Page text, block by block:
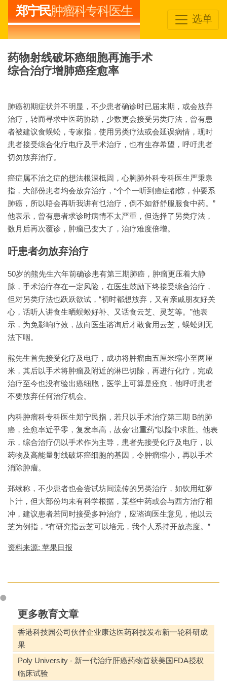
郑宁民肿瘤科专科医生 选单
药物射线破坏癌细胞再施手术
综合治疗增肺癌痊愈率
肺癌初期症状并不明显，不少患者确诊时已届末期，或会放弃
治疗，转而寻求中医药协助，少数更会接受另类疗法，曾有患
者被建议食蜈蚣，专家指，使用另类疗法或会延误病情，现时
患者接受综合化疗电疗及手术治疗，也有生存希望，呼吁患者
切勿放弃治疗。
癌症属不治之症的想法根深柢固，心胸肺外科专科医生严秉泉
指，大部份患者均会放弃治疗，“个个一听到癌症都惊，仲要系
肺癌，所以唔会再听我讲有乜治疗，倒不如舒舒服服食中药。”
他表示，曾有患者求诊时病情不太严重，但选择了另类疗法，
数月后再次覆诊，肿瘤已变大了，治疗难度倍增。
吁患者勿放弃治疗
50岁的熊先生六年前确诊患有第三期肺癌，肿瘤更压着大静
脉，手术治疗存在一定风险，在医生鼓励下终接受综合治疗，
但对另类疗法也跃跃欲试，“初时都想放弃，又有亲戚朋友好关
心，话听人讲食生晒蜈蚣好补、又话食云芝、灵芝等。”他表
示，为免影响疗效，故向医生谘询后才敢食用云芝，蜈蚣则无
法下咽。
熊先生首先接受化疗及电疗，成功将肿瘤由五厘米缩小至两厘
米，其后以手术将肿瘤及附近的淋巴切除，再进行化疗，完成
治疗至今也没有验出癌细胞，医学上可算是痊愈，他呼吁患者
不要放弃任何治疗机会。
内科肿瘤科专科医生郑宁民指，若只以手术治疗第三期 B的肺
癌，痊愈率近乎零，复发率高，故会“出重药”以险中求胜。他表
示，综合治疗仍以手术作为主导，患者先接受化疗及电疗，以
药物及高能量射线破坏癌细胞的基因，令肿瘤缩小，再以手术
消除肿瘤。
郑续称，不少患者也会尝试坊间流传的另类治疗，如饮用红萝
卜汁，但大部份均未有科学根据，某些中药或会与西方治疗相
冲，建议患者若同时接受多种治疗，应谘询医生意见，他以云
芝为例指，“有研究指云芝可以培元，我个人系持开放态度。”
资料来源: 苹果日报
更多教育文章
香港科技园公司伙伴企业康达医药科技发布新一轮科研成
果
Poly University - 新一代治疗肝癌药物首获美国FDA授权
临床试验